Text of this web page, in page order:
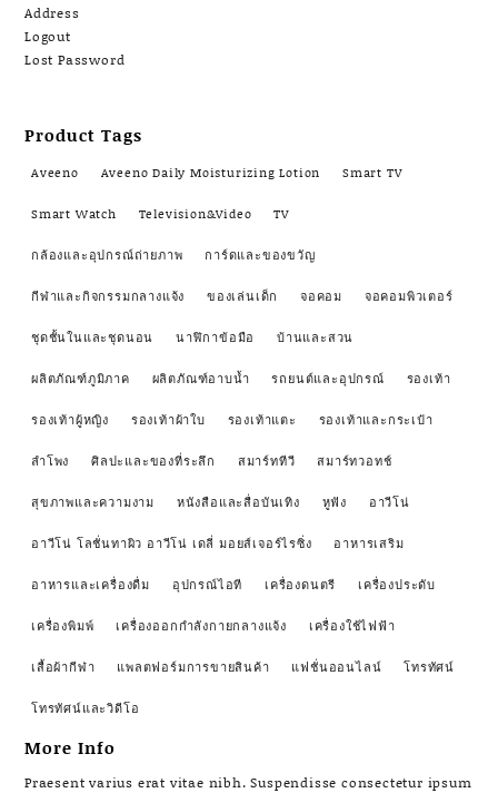
Address
Logout
Lost Password
Product Tags
Aveeno Aveeno Daily Moisturizing Lotion Smart TV
Smart Watch Television&Video TV
กล้องและอุปกรณ์ถ่ายภาพ การ์ดและของขวัญ
กีฬาและกิจกรรมกลางแจ้ง ของเล่นเด็ก จอคอม จอคอมพิวเตอร์
ชุดชั้นในและชุดนอน นาฬิกาข้อมือ บ้านและสวน
ผลิตภัณฑ์ภูมิภาค ผลิตภัณฑ์อาบน้ำ รถยนต์และอุปกรณ์ รองเท้า
รองเท้าผู้หญิง รองเท้าผ้าใบ รองเท้าแตะ รองเท้าและกระเป๋า
ลำโพง ศิลปะและของที่ระลึก สมาร์ททีวี สมาร์ทวอทช์
สุขภาพและความงาม หนังสือและสื่อบันเทิง หูฟัง อาวีโน่
อาวีโน่ โลชั่นทาผิว อาวีโน่ เดลี่ มอยส์เจอร์ไรซิ่ง อาหารเสริม
อาหารและเครื่องดื่ม อุปกรณ์ไอที เครื่องดนตรี เครื่องประดับ
เครื่องพิมพ์ เครื่องออกกำลังกายกลางแจ้ง เครื่องใช้ไฟฟ้า
เสื้อผ้ากีฬา แพลตฟอร์มการขายสินค้า แฟชั่นออนไลน์ โทรทัศน์
โทรทัศน์และวิดีโอ
More Info
Praesent varius erat vitae nibh. Suspendisse consectetur ipsum